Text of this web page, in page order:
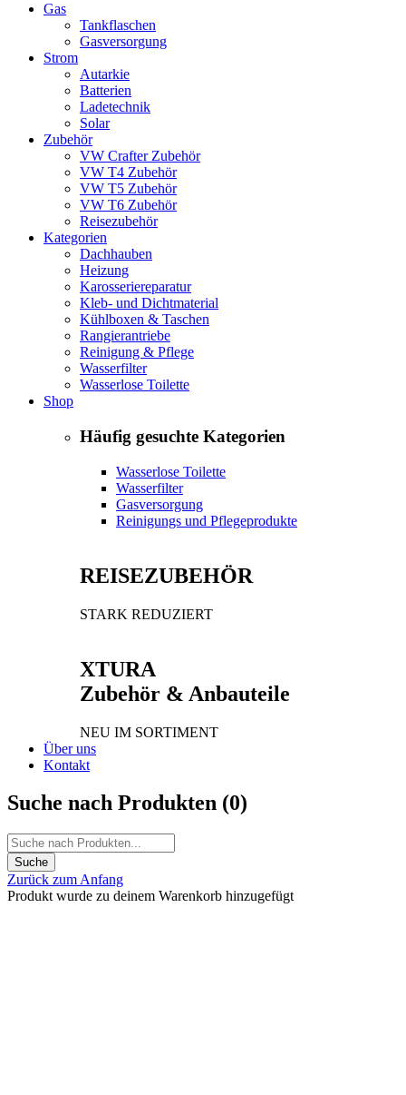
Gas
Tankflaschen
Gasversorgung
Strom
Autarkie
Batterien
Ladetechnik
Solar
Zubehör
VW Crafter Zubehör
VW T4 Zubehör
VW T5 Zubehör
VW T6 Zubehör
Reisezubehör
Kategorien
Dachhauben
Heizung
Karosseriereparatur
Kleb- und Dichtmaterial
Kühlboxen & Taschen
Rangierantriebe
Reinigung & Pflege
Wasserfilter
Wasserlose Toilette
Shop
Häufig gesuchte Kategorien
Wasserlose Toilette
Wasserfilter
Gasversorgung
Reinigungs und Pflegeprodukte
REISEZUBEHÖR
STARK REDUZIERT
XTURA
Zubehör & Anbauteile
NEU IM SORTIMENT
Über uns
Kontakt
Suche nach Produkten (0)
Zurück zum Anfang
Produkt wurde zu deinem Warenkorb hinzugefügt